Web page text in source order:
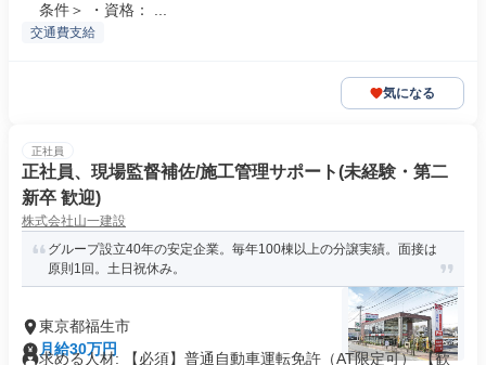
条件＞ ・資格： ...
交通費支給
気になる
正社員
正社員、現場監督補佐/施工管理サポート(未経験・第二
新卒 歓迎)
株式会社山一建設
グループ設立40年の安定企業。毎年100棟以上の分譲実績。面接は
原則1回。土日祝休み。
東京都福生市
月給30万円
求める人材: 【必須】普通自動車運転免許（AT限定可） 【歓